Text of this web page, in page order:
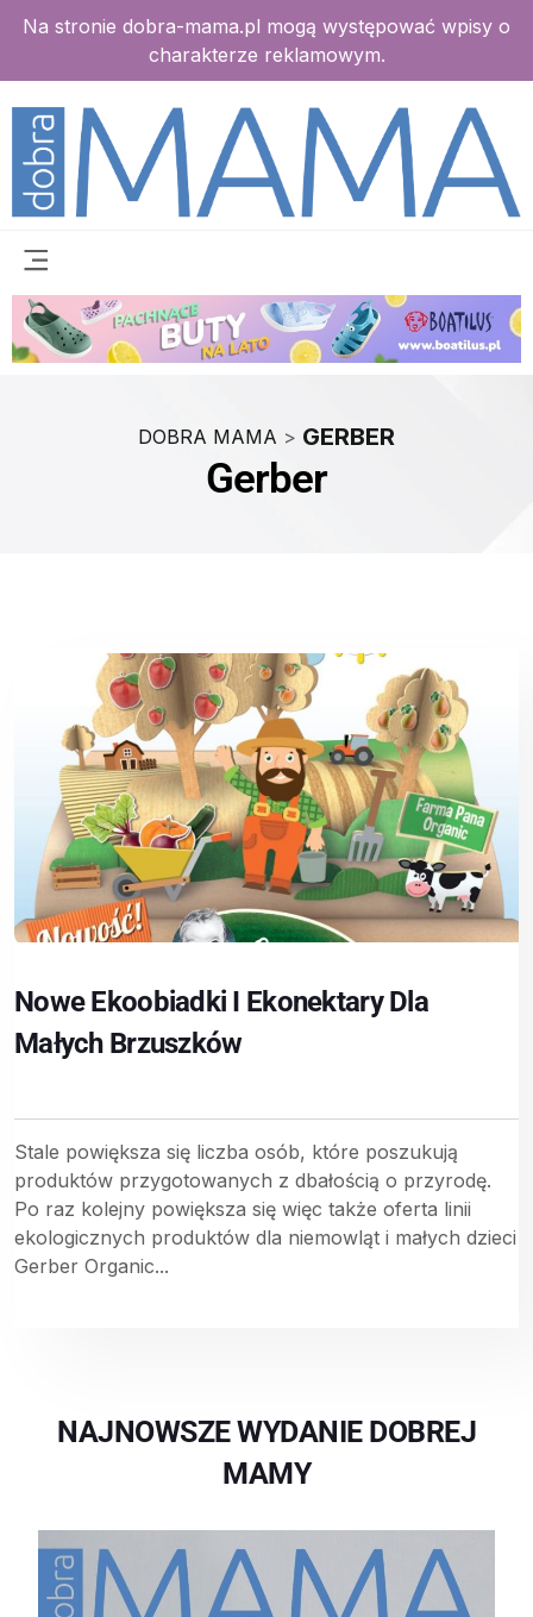
Na stronie dobra-mama.pl mogą występować wpisy o
charakterze reklamowym.
DOBRA MAMA > GERBER
Gerber
Nowe Ekoobiadki I Ekonektary Dla
Małych Brzuszków
Stale powiększa się liczba osób, które poszukują
produktów przygotowanych z dbałością o przyrodę.
Po raz kolejny powiększa się więc także oferta linii
ekologicznych produktów dla niemowląt i małych dzieci
Gerber Organic...
NAJNOWSZE WYDANIE DOBREJ
MAMY